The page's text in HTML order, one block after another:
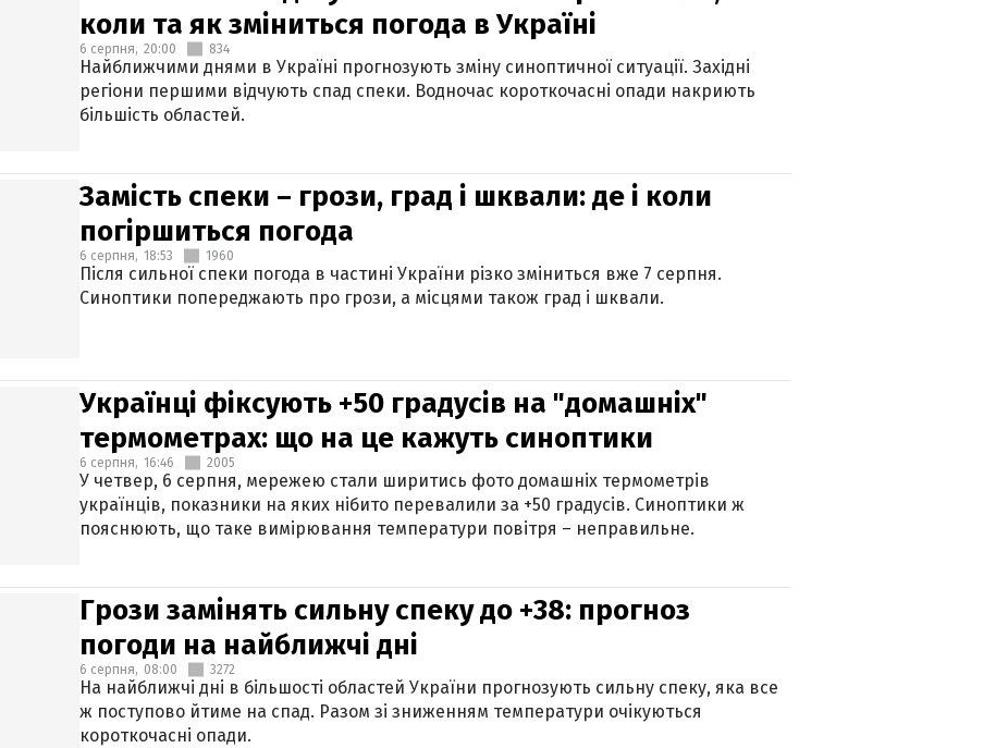
коли та як зміниться погода в Україні
6 серпня, 20:00 834
Найближчими днями в Україні прогнозують зміну синоптичної ситуації. Західні
регіони першими відчують спад спеки. Водночас короткочасні опади накриють
більшість областей.
Замість спеки – грози, град і шквали: де і коли
погіршиться погода
6 серпня, 18:53 1960
Після сильної спеки погода в частині України різко зміниться вже 7 серпня.
Синоптики попереджають про грози, а місцями також град і шквали.
Українці фіксують +50 градусів на "домашніх"
термометрах: що на це кажуть синоптики
6 серпня, 16:46 2005
У четвер, 6 серпня, мережею стали ширитись фото домашніх термометрів
українців, показники на яких нібито перевалили за +50 градусів. Синоптики ж
пояснюють, що таке вимірювання температури повітря – неправильне.
Грози замінять сильну спеку до +38: прогноз
погоди на найближчі дні
6 серпня, 08:00 3272
На найближчі дні в більшості областей України прогнозують сильну спеку, яка все
ж поступово йтиме на спад. Разом зі зниженням температури очікуються
короткочасні опади.